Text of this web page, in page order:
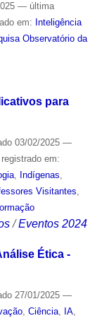
— última
em: Inteligência
Observatório da
para
03/02/2025 —
em:
, Indígenas,
Visitantes,
/Eventos 2024
Ética -
27/01/2025 —
, Ciência, IA,